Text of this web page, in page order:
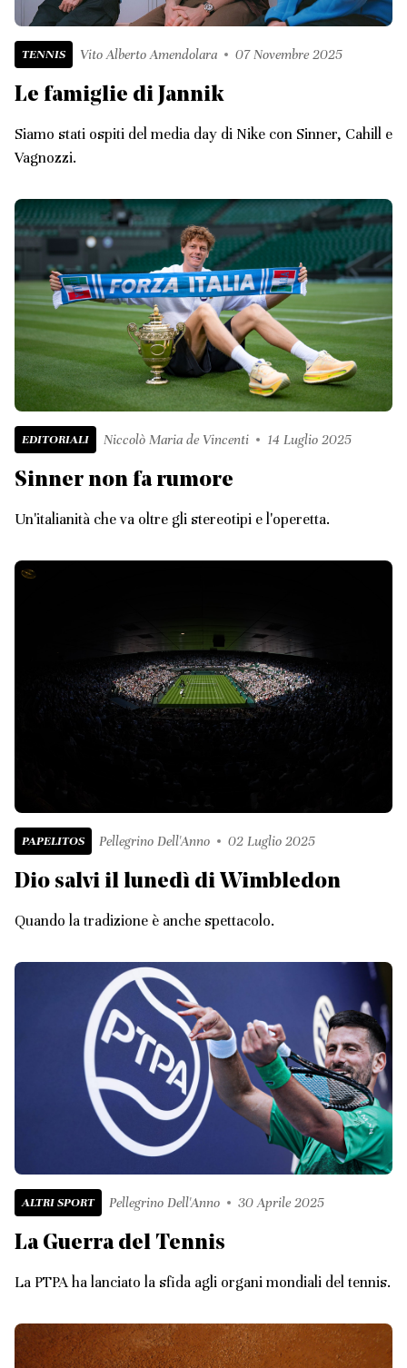
TENNIS Vito Alberto Amendolara 07 Novembre 2025
Le famiglie di Jannik
Siamo stati ospiti del media day di Nike con Sinner, Cahill e
Vagnozzi.
EDITORIALI Niccolò Maria de Vincenti 14 Luglio 2025
Sinner non fa rumore
Un'italianità che va oltre gli stereotipi e l'operetta.
PAPELITOS Pellegrino Dell'Anno 02 Luglio 2025
Dio salvi il lunedì di Wimbledon
Quando la tradizione è anche spettacolo.
ALTRI SPORT Pellegrino Dell'Anno 30 Aprile 2025
La Guerra del Tennis
La PTPA ha lanciato la sfida agli organi mondiali del tennis.